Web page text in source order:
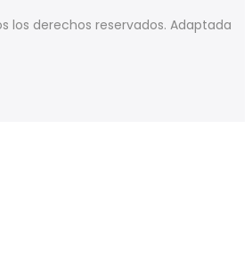
los derechos reservados. Adaptada